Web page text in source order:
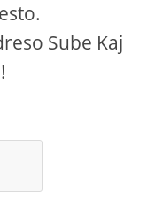
Sube Kaj